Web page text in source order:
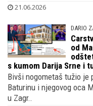
21.06.2026
DARIO
od
s kumom Darija Srne i
Bivši nogometaš tužio je
Baturinu i njegovog oca
u Zagr..